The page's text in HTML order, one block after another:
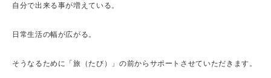
自分で出来る事が増えている。
日常生活の幅が広がる。
そうなるために「旅（たび）」の前からサポートさせていただきます。